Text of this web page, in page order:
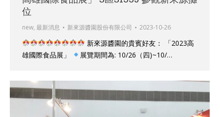
位
new, 最新消息 新來源醬園股份有限公司 2023-10-26
新來源醬園的貴賓好友： 「2023高
雄國際食品展」
展覽期間為: 10/26（四)~10/…